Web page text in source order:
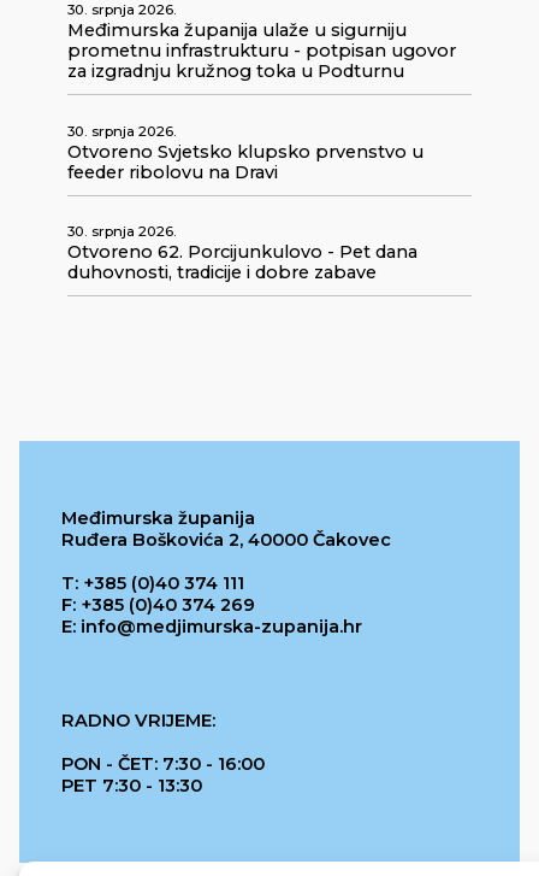
30. srpnja 2026.
Međimurska županija ulaže u sigurniju
prometnu infrastrukturu - potpisan ugovor
za izgradnju kružnog toka u Podturnu
30. srpnja 2026.
Otvoreno Svjetsko klupsko prvenstvo u
feeder ribolovu na Dravi
30. srpnja 2026.
Otvoreno 62. Porcijunkulovo - Pet dana
duhovnosti, tradicije i dobre zabave
Međimurska županija
Ruđera Boškovića 2, 40000 Čakovec
T: +385 (0)40 374 111
F: +385 (0)40 374 269
E: info@medjimurska-zupanija.hr
RADNO VRIJEME:
PON - ČET: 7:30 - 16:00
PET 7:30 - 13:30